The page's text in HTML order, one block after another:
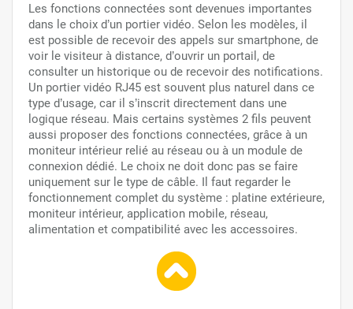
Les fonctions connectées sont devenues importantes
dans le choix d’un portier vidéo. Selon les modèles, il
est possible de recevoir des appels sur smartphone, de
voir le visiteur à distance, d’ouvrir un portail, de
consulter un historique ou de recevoir des notifications.
Un portier vidéo RJ45 est souvent plus naturel dans ce
type d’usage, car il s’inscrit directement dans une
logique réseau. Mais certains systèmes 2 fils peuvent
aussi proposer des fonctions connectées, grâce à un
moniteur intérieur relié au réseau ou à un module de
connexion dédié. Le choix ne doit donc pas se faire
uniquement sur le type de câble. Il faut regarder le
fonctionnement complet du système : platine extérieure,
moniteur intérieur, application mobile, réseau,
alimentation et compatibilité avec les accessoires.